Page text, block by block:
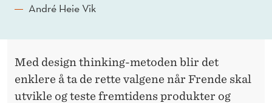
André Heie Vik
Med design thinking-metoden blir det
enklere å ta de rette valgene når Frende skal
utvikle og teste fremtidens produkter og